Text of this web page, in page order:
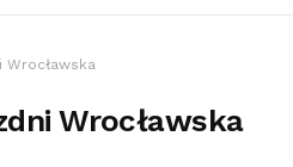
Wrocławska